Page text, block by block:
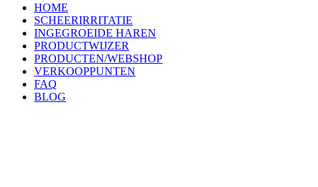
HOME
SCHEERIRRITATIE
INGEGROEIDE HAREN
PRODUCTWIJZER
PRODUCTEN/WEBSHOP
VERKOOPPUNTEN
FAQ
BLOG